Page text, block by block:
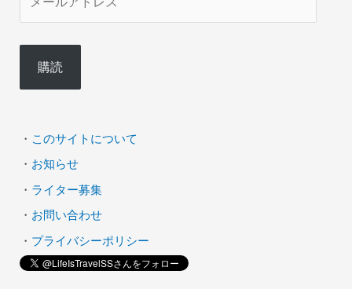
ル
ド
ス
購読
・ このサイトについて
・ お知らせ
・ ライター募集
・ お問い合わせ
・ プライバシーポリシー